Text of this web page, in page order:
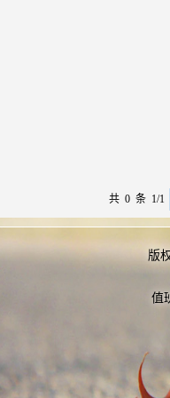
共 0 条 1/1
版
值